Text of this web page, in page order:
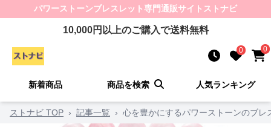
パワーストーンブレスレット専門通販サイト ストナビ
10,000円以上のご購入で送料無料
0 0
新着商品 商品を検索 人気ランキング
ストナビ TOP › 記事一覧 › 心を豊かにするパワーストーンのブレ